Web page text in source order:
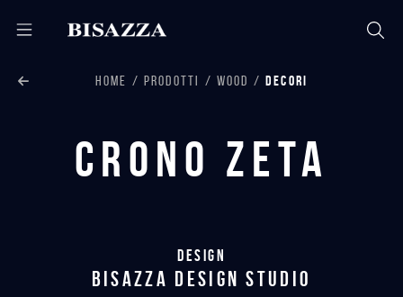
HOME PRODOTTI WOOD DECORI
Crono Zeta
Design
bisazza design studio